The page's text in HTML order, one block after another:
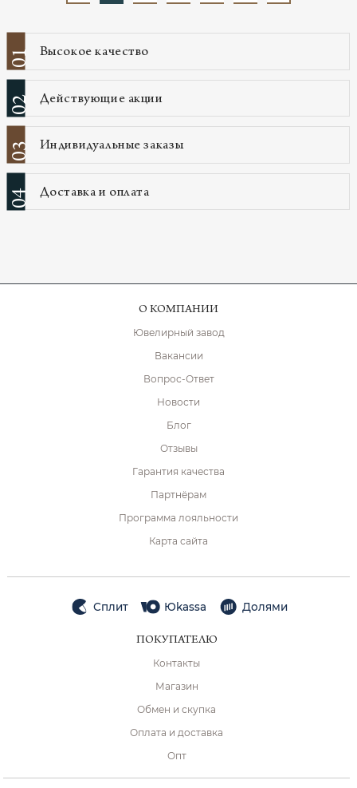
01 Высокое качество
02 Действующие акции
03 Индивидуальные заказы
04 Доставка и оплата
О КОМПАНИИ
Ювелирный завод
Вакансии
Вопрос-Ответ
Новости
Блог
Отзывы
Гарантия качества
Партнёрам
Программа лояльности
Карта сайта
Сплит Юkassa Долями
ПОКУПАТЕЛЮ
Контакты
Магазин
Обмен и скупка
Оплата и доставка
Опт